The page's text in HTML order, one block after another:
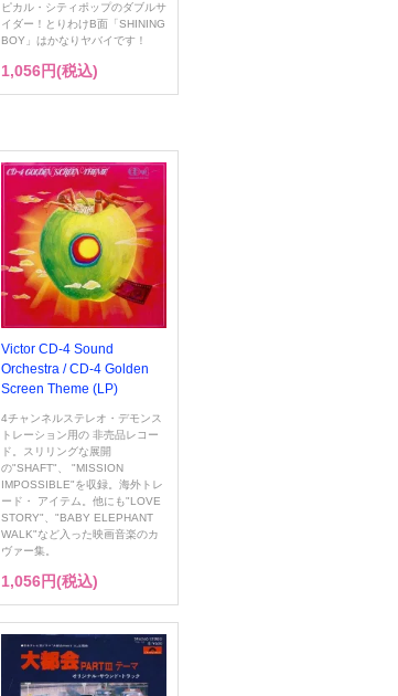
ピカル・シティポップのダブルサ
イダー！とりわけB面「SHINING
BOY」はかなりヤバイです！
1,056円(税込)
Victor CD-4 Sound
Orchestra / CD-4 Golden
Screen Theme (LP)
4チャンネルステレオ・デモンス
トレーション用の 非売品レコー
ド。スリリングな展開
の"SHAFT"、 "MISSION
IMPOSSIBLE"を収録。海外トレ
ード・ アイテム。他にも"LOVE
STORY"、"BABY ELEPHANT
WALK"など入った映画音楽のカ
ヴァー集。
1,056円(税込)